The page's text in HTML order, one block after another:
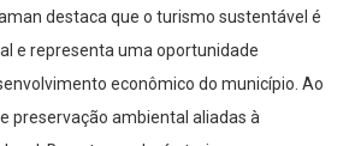
e representa uma oportunidade
econômico do município. Ao
preservação ambiental aliadas à
Barretos poderá atrair novos